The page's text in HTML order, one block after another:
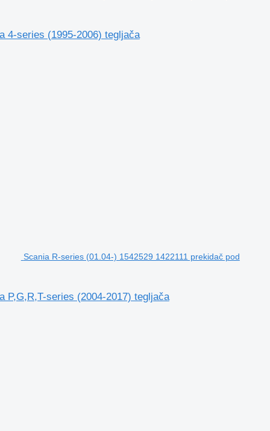
4-series (1995-2006) tegljača
Scania R-series (01.04-) 1542529 1422111 prekidač pod
P,G,R,T-series (2004-2017) tegljača